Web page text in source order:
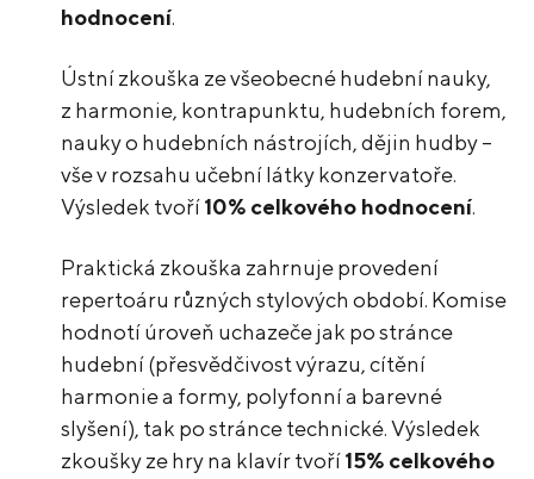
hodnocení.
Ústní zkouška ze všeobecné hudební nauky,
z harmonie, kontrapunktu, hudebních forem,
nauky o hudebních nástrojích, dějin hudby –
vše v rozsahu učební látky konzervatoře.
Výsledek tvoří10% celkového hodnocení.
Praktická zkouška zahrnuje provedení
repertoáru různých stylových období. Komise
hodnotí úroveň uchazeče jak po stránce
hudební (přesvědčivost výrazu, cítění
harmonie a formy, polyfonní a barevné
slyšení), tak po stránce technické. Výsledek
zkoušky ze hry na klavír tvoří15% celkového